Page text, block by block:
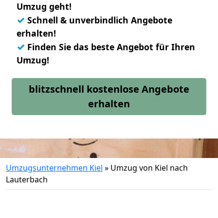
Umzug geht!
✓ Schnell & unverbindlich Angebote
erhalten!
✓ Finden Sie das beste Angebot für Ihren
Umzug!
blitzschnell kostenlose Angebote
erhalten
Umzugsunternehmen Kiel » Umzug von Kiel nach
Lauterbach